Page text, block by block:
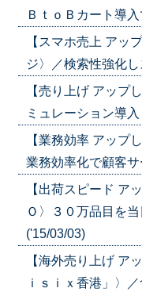
ＢｔｏＢカート導
【スマホ売上 アッ
ジ〉／検索性強化
【売り上げ アップ
ミュレーション導
【業務効率 アップ
業務効率化で顧客
【出荷スピード ア
Ｏ〉３０万品目を
('15/03/03)
【海外売り上げ ア
ｉｓｉｘ香港」〉